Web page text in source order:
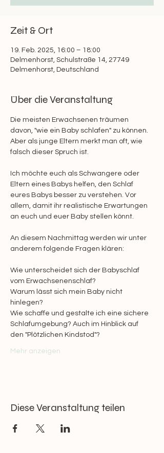
Zeit & Ort
19. Feb. 2025, 16:00 – 18:00
Delmenhorst, Schulstraße 14, 27749
Delmenhorst, Deutschland
Über die Veranstaltung
Die meisten Erwachsenen träumen
davon, "wie ein Baby schlafen" zu können.
Aber als junge Eltern merkt man oft, wie
falsch dieser Spruch ist.
Ich möchte euch als Schwangere oder
Eltern eines Babys helfen, den Schlaf
eures Babys besser zu verstehen. Vor
allem, damit ihr realistische Erwartungen
an euch und euer Baby stellen könnt.
An diesem Nachmittag werden wir unter
anderem folgende Fragen klären:
Wie unterscheidet sich der Babyschlaf
vom Erwachsenenschlaf?
Warum lässt sich mein Baby nicht
hinlegen?
Wie schaffe und gestalte ich eine sichere
Schlafumgebung? Auch im Hinblick auf
den "Plötzlichen Kindstod"?
Mehr anzeigen
Diese Veranstaltung teilen